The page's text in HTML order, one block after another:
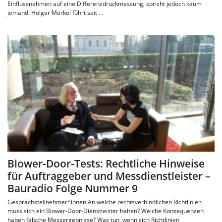
Einflussnahmen auf eine Differenzdruckmessung, spricht jedoch kaum
jemand. Holger Merkel führt seit …
Blower-Door-Tests: Rechtliche Hinweise
für Auftraggeber und Messdienstleister –
Bauradio Folge Nummer 9
Gesprächsteilnehmer*innen An welche rechtsverbindlichen Richtlinien
muss sich ein Blower-Door-Dienstleister halten? Welche Konsequenzen
haben falsche Messergebnisse? Was tun, wenn sich Richtlinien